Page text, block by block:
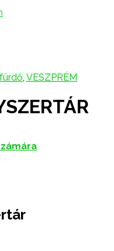
, VESZPRÉM